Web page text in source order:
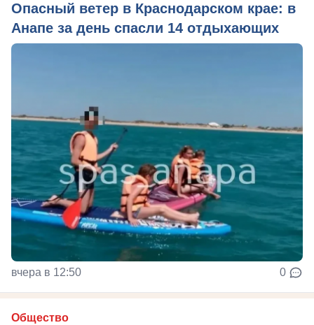
Опасный ветер в Краснодарском крае: в
Анапе за день спасли 14 отдыхающих
вчера в 12:50 0
Общество